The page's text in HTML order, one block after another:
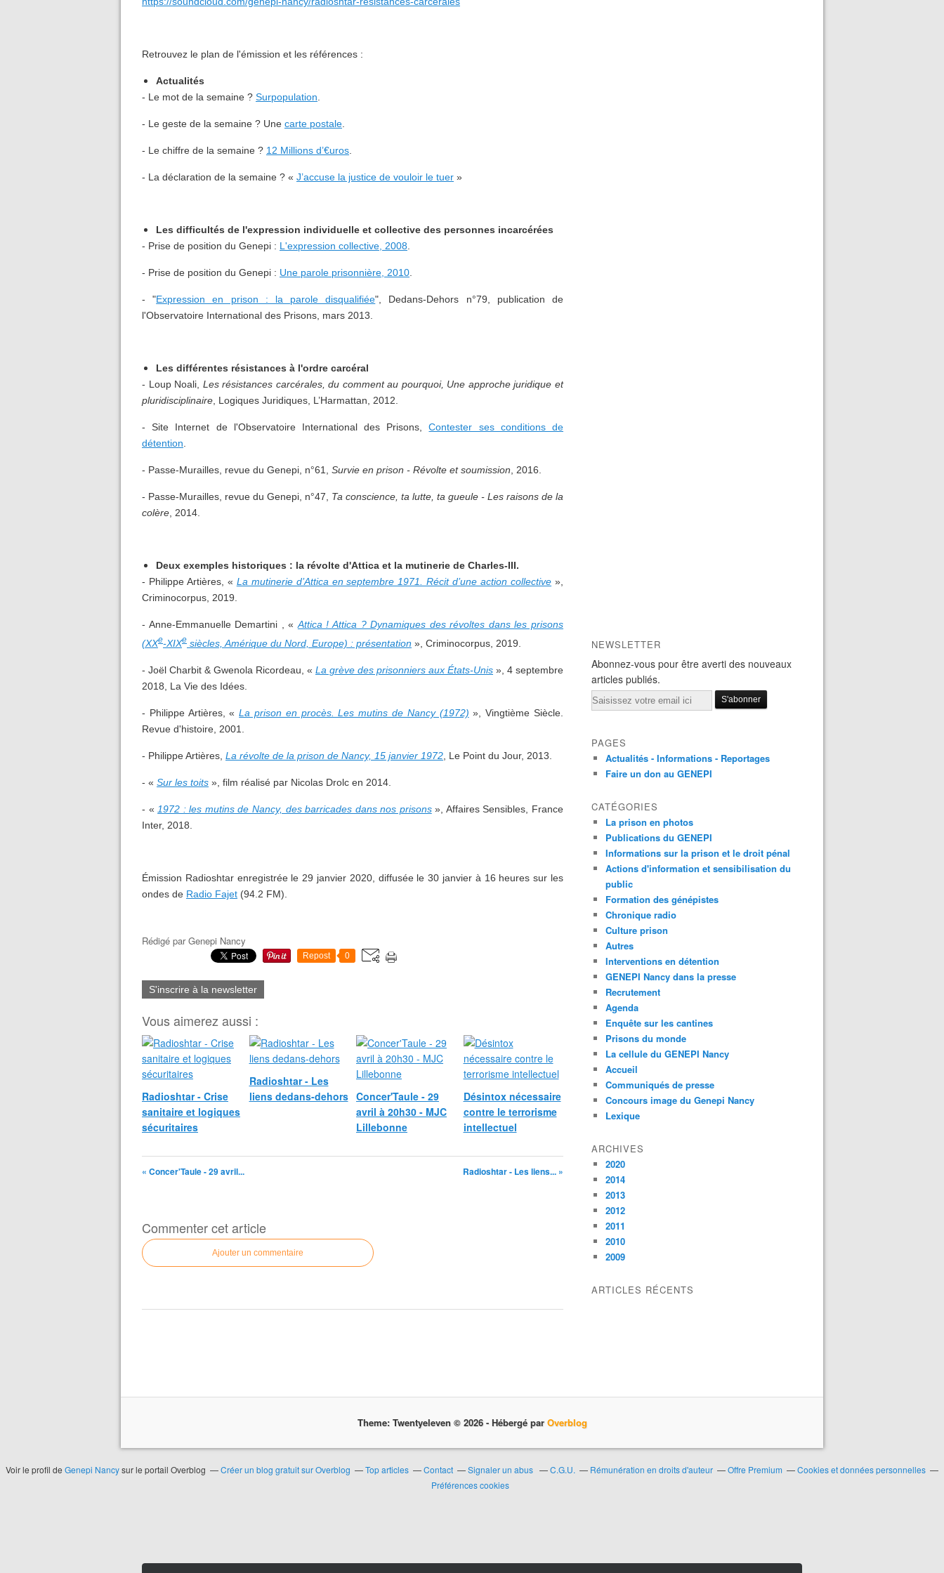
Retrouvez le plan de l'émission et les références :
Actualités
- Le mot de la semaine ? Surpopulation
- Le geste de la semaine ? Une carte postale
- Le chiffre de la semaine ? 12 Millions d’€uros
- La déclaration de la semaine ? « J’accuse la justice de vouloir le tuer »
Les difficultés de l'expression individuelle et collective des personnes incarcérées
- Prise de position du Genepi : L'expression collective, 2008
- Prise de position du Genepi : Une parole prisonnière, 2010
- "Expression en prison : la parole disqualifiée", Dedans-Dehors n°79, publication de
l'Observatoire International des Prisons, mars 2013.
Les différentes résistances à l'ordre carcéral
- Loup Noali, Les résistances carcérales, du comment au pourquoi, Une approche juridique et
pluridisciplinaire , Logiques Juridiques, L’Harmattan, 2012.
- Site Internet de l'Observatoire International des Prisons,Contester ses conditions de
détention
- Passe-Murailles, revue du Genepi, n°61, Survie en prison - Révolte et soumission , 2016.
- Passe-Murailles, revue du Genepi, n°47, Ta conscience, ta lutte, ta gueule - Les raisons de la
colère , 2014.
Deux exemples historiques : la révolte d'Attica et la mutinerie de Charles-III.
- Philippe Artières, « La mutinerie d’Attica en septembre 1971. Récit d’une action collective »,
Criminocorpus, 2019.
- Anne-Emmanuelle Demartini , « Attica ! Attica ? Dynamiques des révoltes dans les prisons
(XXe-XIXe siècles, Amérique du Nord, Europe) : présentation », Criminocorpus, 2019.
- Joël Charbit & Gwenola Ricordeau, « La grève des prisonniers aux États-Unis », 4 septembre
2018, La Vie des Idées.
- Philippe Artières, «La prison en procès. Les mutins de Nancy (1972) », Vingtième Siècle.
Revue d'histoire, 2001.
- Philippe Artières, La révolte de la prison de Nancy, 15 janvier 1972 , Le Point du Jour, 2013.
- « Sur les toits », film réalisé par Nicolas Drolc en 2014.
- « 1972 : les mutins de Nancy, des barricades dans nos prisons», Affaires Sensibles, France
Inter, 2018.
Émission Radioshtar enregistrée le 29 janvier 2020, diffusée le 30 janvier à 16 heures sur les
ondes de Radio Fajet (94.2 FM).
Rédigé parGenepi Nancy
Repost 0
S'inscrire à la newsletter
Vous aimerez aussi :
Radioshtar - Crise
sanitaire et logiques
sécuritaires
Radioshtar - Les
liens dedans-dehors Concer'Taule - 29
avril à 20h30 - MJC
Lillebonne
Désintox nécessaire
contre le terrorisme
intellectuel
« Concer'Taule - 29 avril... Radioshtar - Les liens... »
Commenter cet article
Ajouter un commentaire
NEWSLETTER
Abonnez-vous pour être averti des nouveaux
articles publiés.
Email
PAGES
Actualités - Informations - Reportages
Faire un don au GENEPI
CATÉGORIES
La prison en photos
Publications du GENEPI
Informations sur la prison et le droit pénal
Actions d'information et sensibilisation du
public
Formation des génépistes
Chronique radio
Culture prison
Autres
Interventions en détention
GENEPI Nancy dans la presse
Recrutement
Agenda
Enquête sur les cantines
Prisons du monde
La cellule du GENEPI Nancy
Accueil
Communiqués de presse
Concours image du Genepi Nancy
Lexique
ARCHIVES
2020
2014
2013
2012
2011
2010
2009
ARTICLES RÉCENTS
Theme: Twentyeleven © 2026 - Hébergé par Overblog
Voir le profil de Genepi Nancysur le portail Overblog Créer un blog gratuit sur Overblog Top articles Contact Signaler un abus C.G.U. Rémunération en droits d'auteur Offre Premium
Cookies et données personnelles
Préférences cookies